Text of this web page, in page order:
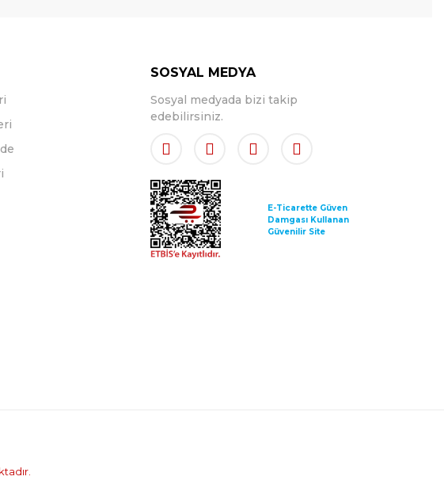
SOSYAL MEDYA
Sosyal medyada bizi takip
edebilirsiniz.
E-Ticarette Güven
Damgası Kullanan
Güvenilir Site